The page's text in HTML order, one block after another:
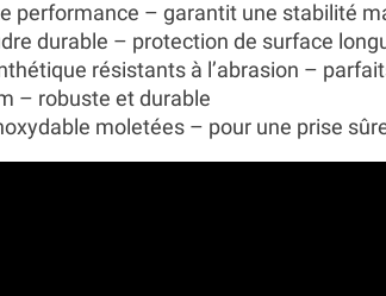
performance – garantit une stabilité
durable – protection de surface
résistants à l’abrasion –
– robuste et durable
moletées – pour une prise